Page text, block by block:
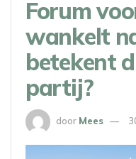
Forum
wankelt
betekent
partij?
door Mees